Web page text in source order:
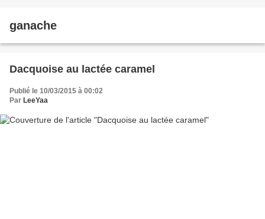
ganache
Dacquoise au lactée caramel
Publié le 10/03/2015 à 00:02
Par LeeYaa